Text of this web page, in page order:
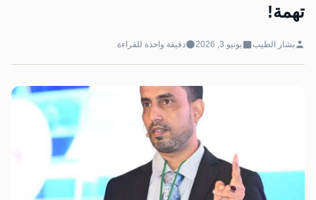
تهمة!
بشار الطيب يونيو 3, 2026 دقيقة واحدة للقراءة